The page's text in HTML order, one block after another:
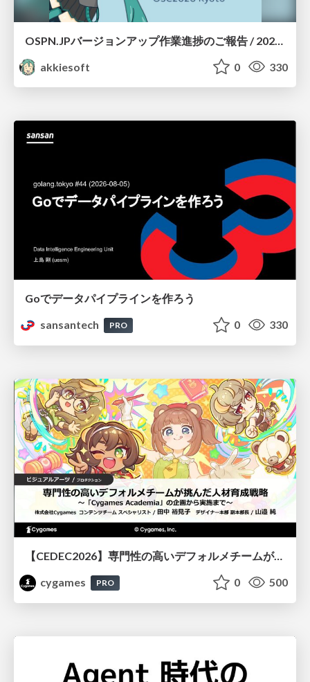
akkiesoft
0 330
Goでデータパイプラインを作ろう
sansantech
PRO 0 330
【CEDEC2026】専門性の高いデフォルメチームが挑んだ人材育成戦略 〜Cygames Academiaの企画から実施まで〜
cygames
PRO 0 500